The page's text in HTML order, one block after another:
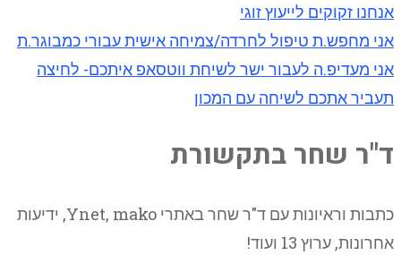
אנחנו זקוקים לייעוץ זוגי
אני מחפש.ת טיפול לחרדה/צמיחה אישית עבורי כמבוגר.ת
אני מעדיפ.ה לעבור ישר לשיחת ווטסאפ איתכם- לחיצה
תעביר אתכם לשיחה עם המכון
ד"ר שחר בתקשורת
כתבות וראיונות עם ד"ר שחר באתרי Ynet, mako, ידיעות
אחרונות, ערוץ 13 ועוד!